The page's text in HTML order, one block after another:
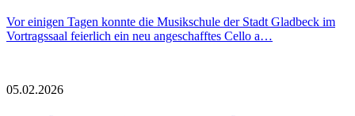
Vor einigen Tagen konnte die Musikschule der Stadt Gladbeck im
Vortragssaal feierlich ein neu angeschafftes Cello a…
05.02.2026